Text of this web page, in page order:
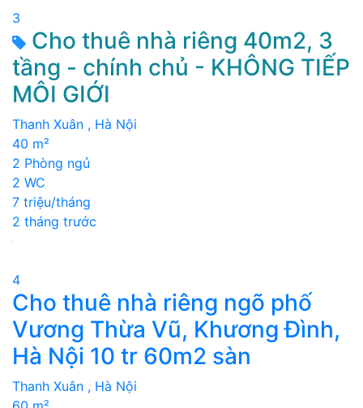
3
Cho thuê nhà riêng 40m2, 3
tầng - chính chủ - KHÔNG TIẾP
MÔI GIỚI
Thanh Xuân , Hà Nội
40 m²
2 Phòng ngủ
2 WC
7 triệu/tháng
2 tháng trước
4
Cho thuê nhà riêng ngõ phố
Vương Thừa Vũ, Khương Đình,
Hà Nội 10 tr 60m2 sàn
Thanh Xuân , Hà Nội